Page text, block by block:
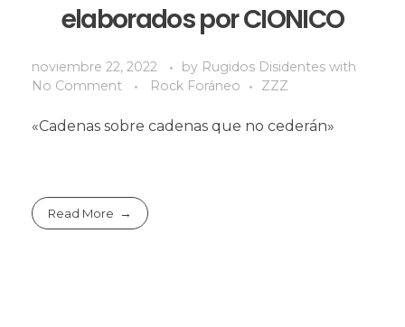
elaborados por CIONICO
noviembre 22, 2022 by Rugidos Disidentes with
No Comment
Rock Foráneo ZZZ
«Cadenas sobre cadenas que no cederán»
Read More